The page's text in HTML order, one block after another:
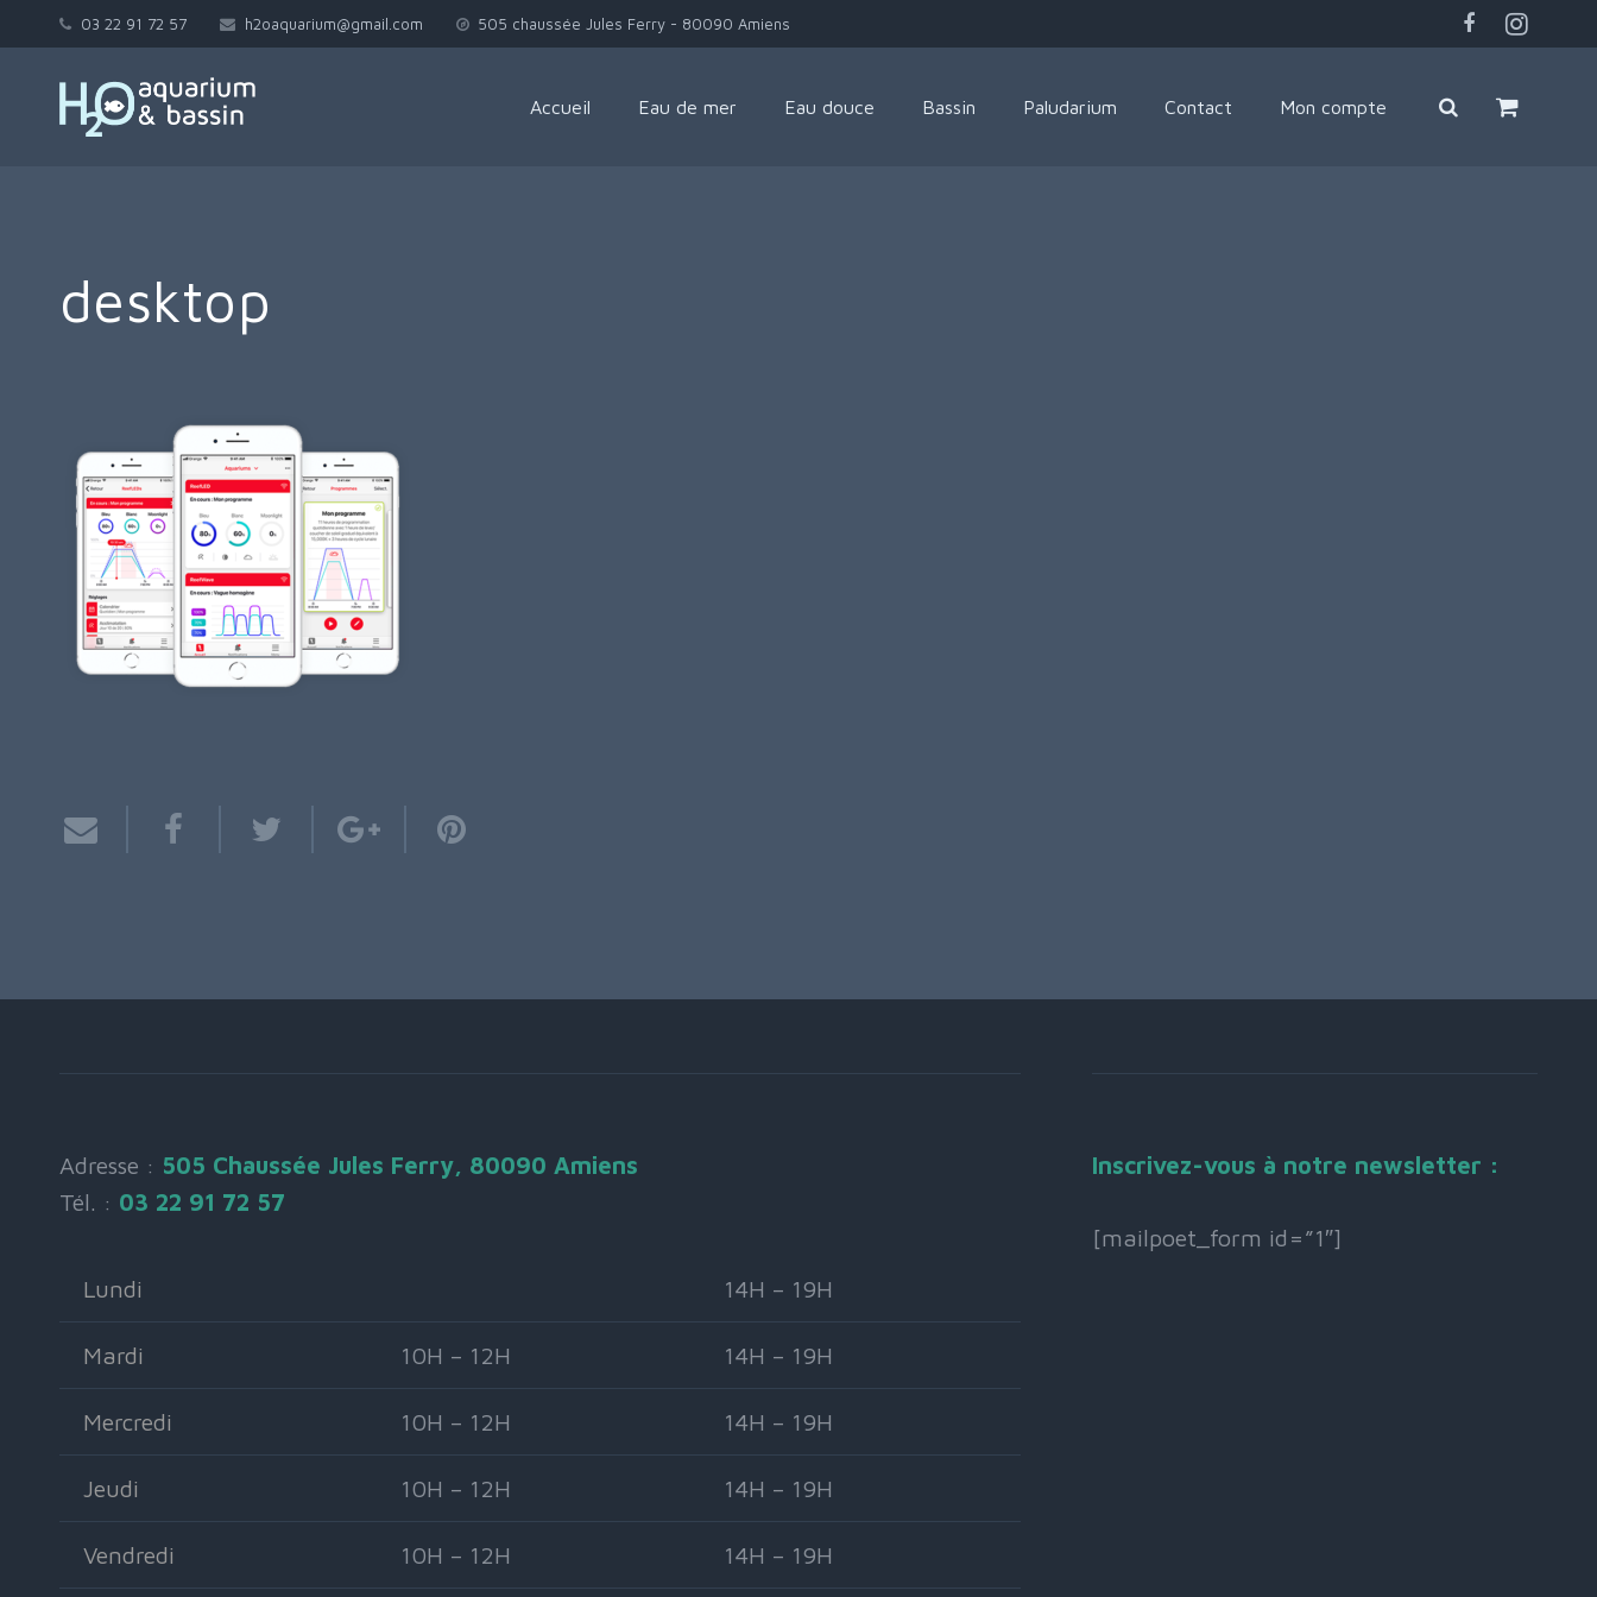
03 22 91 72 57 h2oaquarium@gmail.com 505 chaussée Jules Ferry - 80090 Amiens
Accueil Eau de mer Eau douce Bassin Paludarium Contact Mon compte
desktop
Adresse : 505 Chaussée Jules Ferry, 80090 Amiens
Tél. : 03 22 91 72 57
Lundi 14H – 19H
Mardi 10H – 12H 14H – 19H
Mercredi 10H – 12H 14H – 19H
Jeudi 10H – 12H 14H – 19H
Vendredi 10H – 12H 14H – 19H
Inscrivez-vous à notre newsletter :
[mailpoet_form id=”1″]